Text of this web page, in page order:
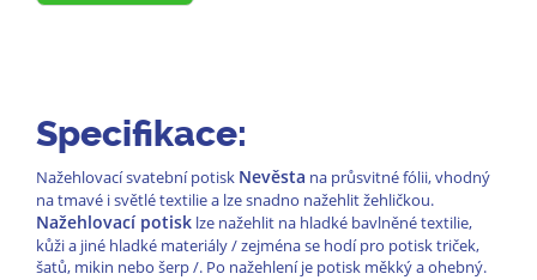
Specifikace:
Nažehlovací svatební potisk Nevěsta na průsvitné fólii, vhodný
na tmavé i světlé textilie a lze snadno nažehlit žehličkou.
Nažehlovací potisk lze nažehlit na hladké bavlněné textilie,
kůži a jiné hladké materiály / zejména se hodí pro potisk triček,
šatů, mikin nebo šerp /. Po nažehlení je potisk měkký a ohebný.